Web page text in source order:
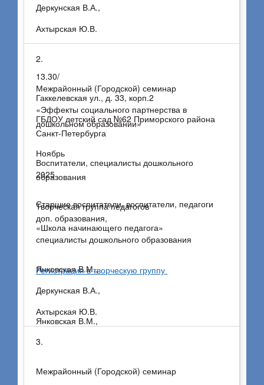
29 октября 2025 г.
13.30/
Гаккелевская ул., д. 33, корп.2
ГБДОУ детский сад №62 Приморского района
Санкт-Петербурга
Воспитатели, специалисты дошкольного
образования
Творческая группа педагогов
«Школа начинающего педагога»
Регистрация в творческую группу
Янковская В.М.,
Ахтырская Ю.В.,
Деркунская В.А.,
Ахтырская Ю.В.
2.
Межрайонный (Городской) семинар
«Эффекты социального партнерства в
дошкольном образовании»
Ноябрь
2025
Старшие воспитатели, воспитатели, педагоги
доп. образования,
специалисты дошкольного образования
Янковская В.М.,
Деркунская В.А.,
Ахтырская Ю.В.
3.
Межрайонный (Городской) семинар